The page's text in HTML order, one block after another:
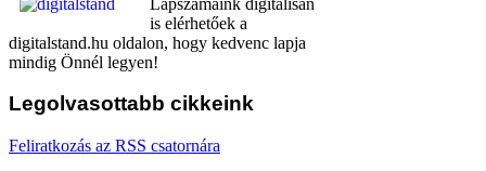
is elérhetőek a
digitalstand.hu oldalon, hogy kedvenc lapja
mindig Önnél legyen!
Legolvasottabb cikkeink
Feliratkozás az RSS csatornára